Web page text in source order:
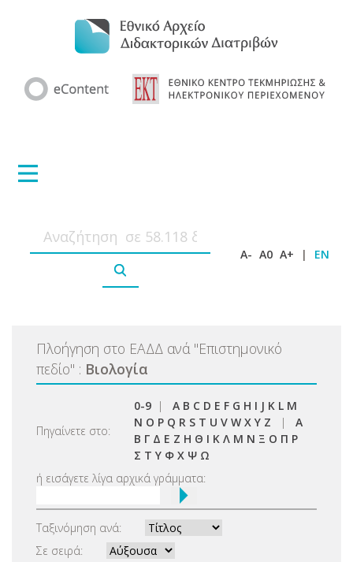
A- A0 A+ | EN
Πλοήγηση στο ΕΑΔΔ ανά "Επιστημονικό
πεδίο" : Βιολογία
Πηγαίνετε στο:
0-9 | A B C D E F G H I J K L M
N O P Q R S T U V W X Y Z | Α
Β Γ Δ Ε Ζ Η Θ Ι Κ Λ Μ Ν Ξ Ο Π Ρ
Σ Τ Υ Φ Χ Ψ Ω
ή εισάγετε λίγα αρχικά γράμματα:
Ταξινόμηση ανά:
Σε σειρά: